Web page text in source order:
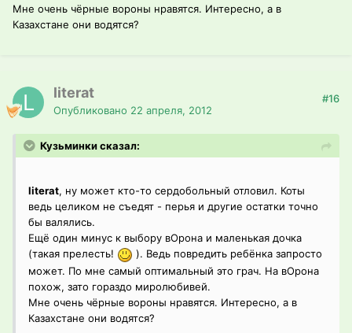
Мне очень чёрные вороны нравятся. Интересно, а в
Казахстане они водятся?
literat
Опубликовано 22 апреля, 2012
#16
Кузьминки сказал:
literat, ну может кто-то сердобольный отловил. Коты
ведь целиком не съедят - перья и другие остатки точно
бы валялись.
Ещё один минус к выбору вОрона и маленькая дочка
(такая прелесть!
). Ведь повредить ребёнка запросто
может. По мне самый оптимальный это грач. На вОрона
похож, зато гораздо миролюбивей.
Мне очень чёрные вороны нравятся. Интересно, а в
Казахстане они водятся?